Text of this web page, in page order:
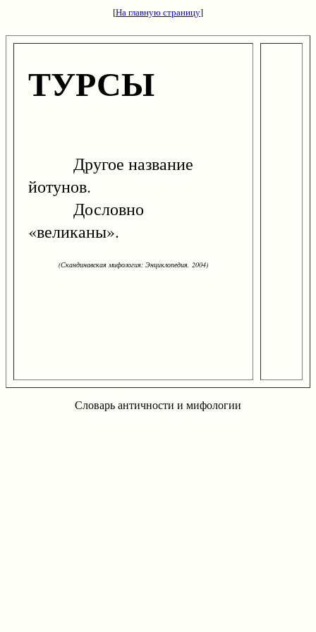
[На главную страницу]
ТУРСЫ
Другое название
йотунов.
Дословно
«великаны».
(Скандинавская мифология: Энциклопедия. 2004)
Словарь античности и мифологии